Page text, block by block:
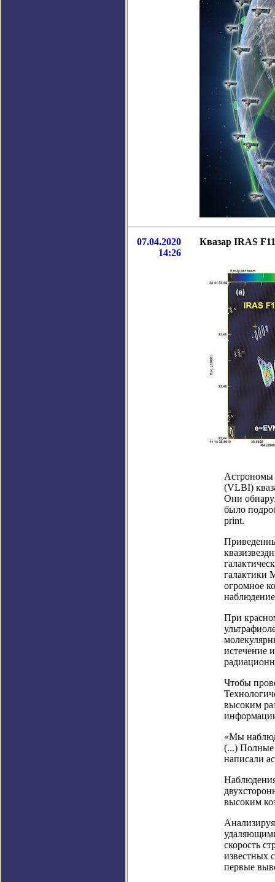
07.04.2020
14:26
Квазар IRAS
Астрономы
(VLBI)
Они
было
print.
галактики
огромное
При
истечение
Чтобы
высоким
«Мы
(...) Полные
написали
высоким
скорость
известных
первые